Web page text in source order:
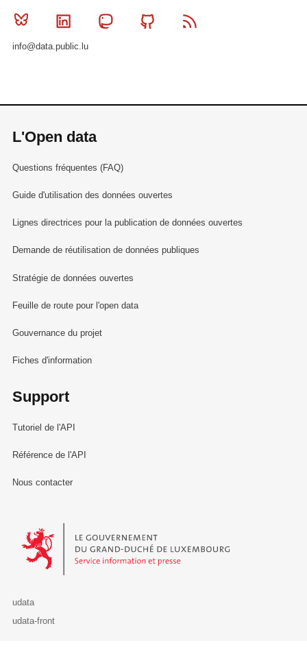
Bluesky Linkedin MastodonGithub
info@data.public.lu
L'Open data
Questions fréquentes (FAQ)
Guide d'utilisation des données ouvertes
Lignes directrices pour la publication de données ouvertes
Demande de réutilisation de données publiques
Stratégie de données ouvertes
Feuille de route pour l'open data
Gouvernance du projet
Fiches d'information
Support
Tutoriel de l'API
Référence de l'API
Nous contacter
Le Gouvernement du Grand-Duché de Luxembourg - Service
udata
udata-front